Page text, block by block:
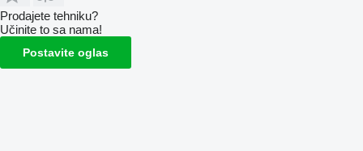
Prodajete tehniku?
Učinite to sa nama!
Postavite oglas